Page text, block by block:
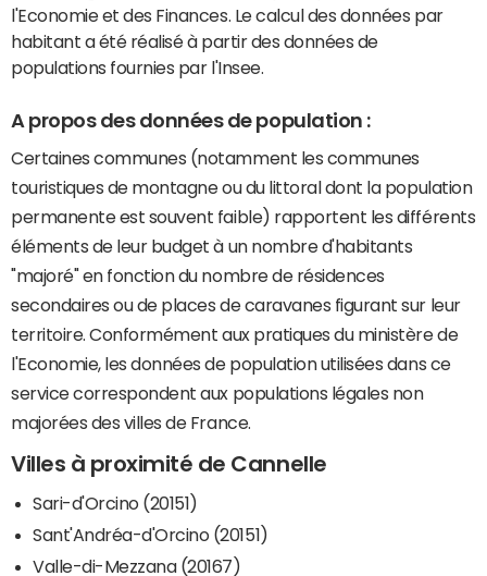
l'Economie et des Finances. Le calcul des données par
habitant a été réalisé à partir des données de
populations fournies par l'Insee.
A propos des données de population :
Certaines communes (notamment les communes
touristiques de montagne ou du littoral dont la population
permanente est souvent faible) rapportent les différents
éléments de leur budget à un nombre d'habitants
"majoré" en fonction du nombre de résidences
secondaires ou de places de caravanes figurant sur leur
territoire. Conformément aux pratiques du ministère de
l'Economie, les données de population utilisées dans ce
service correspondent aux populations légales non
majorées des villes de France.
Villes à proximité de Cannelle
Sari-d'Orcino (20151)
Sant'Andréa-d'Orcino (20151)
Valle-di-Mezzana (20167)